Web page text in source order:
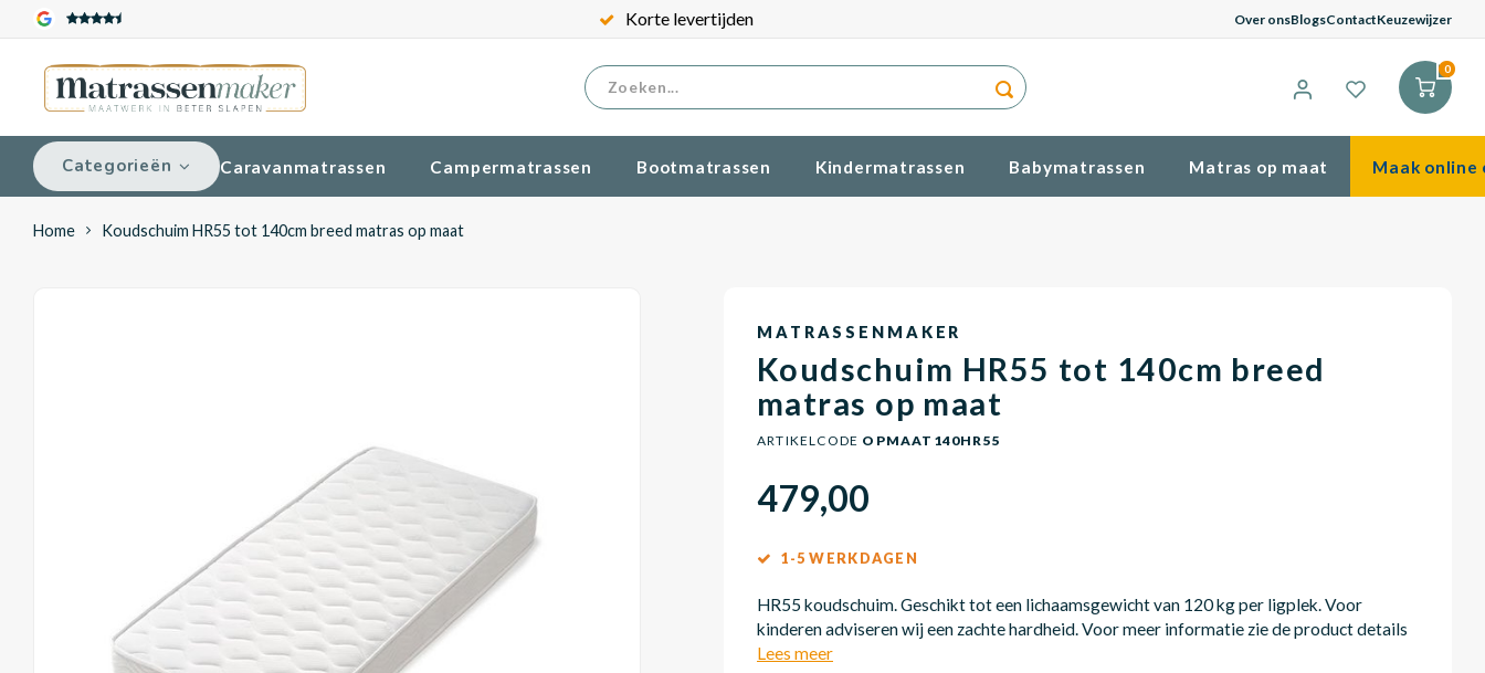
Korte levertijden Over onsBlogsContactKeuzewijzer
0
Categorieën Caravanmatrassen Campermatrassen Bootmatrassen Kindermatrassen Babymatrassen Matras op maat Maak online
Home Koudschuim HR55 tot 140cm breed matras op maat
MATRASSENMAKER
Koudschuim HR55 tot 140cm breed
matras op maat
ARTIKELCODE OPMAAT140HR55
479,00
1-5 WERKDAGEN
HR55 koudschuim. Geschikt tot een lichaamsgewicht van 120 kg per ligplek. Voor
kinderen adviseren wij een zachte hardheid. Voor meer informatie zie de product details
Lees meer